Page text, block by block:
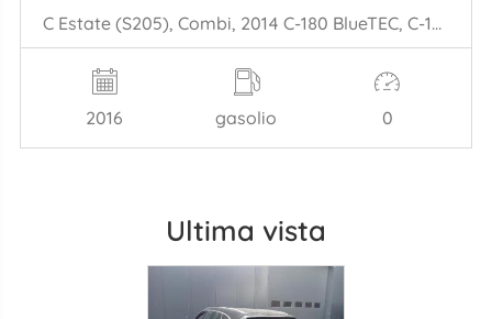
C Estate (S205), Combi, 2014 C-180 BlueTEC, C-180 d 1.6 16V
2016 gasolio 0
Ultima vista